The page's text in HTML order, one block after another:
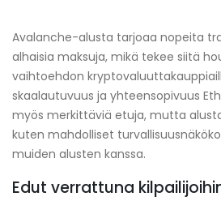
Avalanche-alusta tarjoaa nopeita
alhaisia maksuja, mikä tekee siitä
vaihtoehdon
skaalautuvuus ja yhteensopivuus
myös merkittäviä etuja, mutta
kuten mahdolliset
muiden alusten kanssa.
Edut verrattuna